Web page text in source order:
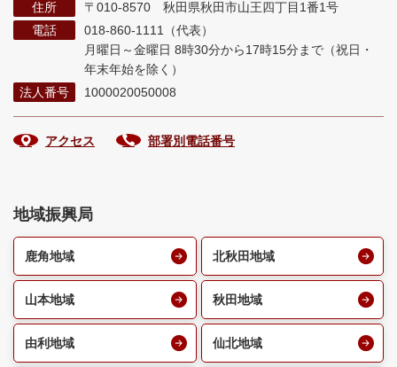
住所
〒010-8570 秋田県秋田市山王四丁目1番1号
電話
018-860-1111（代表）
月曜日～金曜日 8時30分から17時15分まで （祝日・
年末年始を除く）
法人番号
1000020050008
アクセス 部署別電話番号
地域振興局
鹿角地域 北秋田地域
山本地域 秋田地域
由利地域 仙北地域